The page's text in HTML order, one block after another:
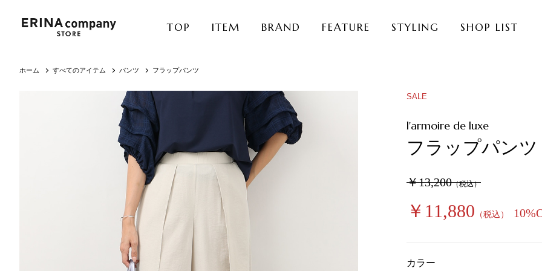
TOP ITEM BRAND FEATURE STYLING SHOP LIST
ホーム すべてのアイテム パンツ フラップパンツ
SALE
フラップパンツ
￥13,200（税込）
￥11,880 （税込）
l'armoire de luxe
カラー